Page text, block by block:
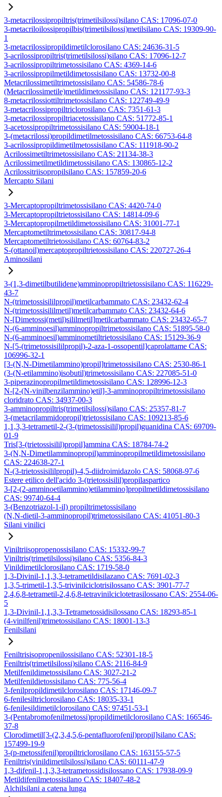
3-metacrilossipropiltris(trimetilsilossi)silano CAS: 17096-07-0
3-metacriloilossipropilbis(trimetilsilossi)metilsilano CAS: 19309-90-
1
3-metacrilossipropildimetilclorosilano CAS: 24636-31-5
3-acrilossipropiltris(trimetilsilossi)silano CAS: 17096-12-7
3-acrilossipropiltrimetossisilano CAS: 4369-14-6
3-acrilossipropilmetildimetossisilano CAS: 13732-00-8
Metacrilossimetiltrimetossisilano CAS: 54586-78-6
(Metacrilossimetile)metildimetossisilano CAS: 121177-93-3
8-metacrilossiottiltrimetossisilano CAS: 122749-49-9
3-metacrilossipropiltriclorosilano CAS: 7351-61-3
3-metacrilossipropiltriacetossisilano CAS: 51772-85-1
3-acetossipropiltrimetossisilano CAS: 59004-18-1
3-(metacrilossi)propildimetilmetossisilano CAS: 66753-64-8
3-acrilossipropildimetilmetossisilano CAS: 111918-90-2
Acrilossimetiltrimetossisilano CAS: 21134-38-3
Acrilossimetilmetildimetossisilano CAS: 130865-12-2
Acrilossitriisopropilsilano CAS: 157859-20-6
Mercapto Silani
3-Mercaptopropiltrimetossisilano CAS: 4420-74-0
3-Mercaptopropiltrietossisilano CAS: 14814-09-6
3-Mercaptopropilmetildimetossisilano CAS: 31001-77-1
Mercaptometiltrimetossisilano CAS: 30817-94-8
Mercaptometiltrietossisilano CAS: 60764-83-2
S-(ottanoil)mercaptopropiltrietossisilano CAS: 220727-26-4
Aminosilani
3-(1,3-dimetilbutilidene)amminopropiltrietossisilano CAS: 116229-
43-7
N-(trimetossisililpropil)metilcarbammato CAS: 23432-62-4
N-(trimetossisililmetil)metilcarbammato CAS: 23432-64-6
N-[Dimetossi(metil)sililmetil]metilcarbammato CAS: 23432-65-7
N-(6-amminoesil)amminopropiltrimetossisilano CAS: 51895-58-0
N-(6-amminoesil)amminometiltrietossisilano CAS: 15129-36-9
N-[5-(trimetossisililpropil)-2-aza-1-ossopentil]caprolattame CAS:
106996-32-1
[3-(N,N-Dimetilammino)propil]trimetossisilano CAS: 2530-86-1
(3-(N-etilammino)isobutil)trimetossisilano CAS: 227085-51-0
3-piperazinopropilmetildimetossisilano CAS: 128996-12-3
N-[2-(N-vinilbenzilammino)etil]-3-amminopropiltrimetossisilano
cloridrato CAS: 34937-00-3
3-amminopropiltris(trimetilsilossi)silano CAS: 25357-81-7
3-(metacrilammidopropil)trietossisilano CAS: 109213-85-6
1,1,3,3-tetrametil-2-(3-(trimetossisilil)propil)guanidina CAS: 69709-
01-9
Tris[3-(trietossisilil)propil]ammina CAS: 18784-74-2
3-(N,N-Dimetilamminopropil)amminopropilmetildimetossisilano
CAS: 224638-27-1
N-(3-trietossisililpropil)-4,5-diidroimidazolo CAS: 58068-97-6
Estere etilico dell'acido 3-(trietossisilil)propilaspartico
3-[2-(2-amminoetilammino)etilammino]propilmetildimetossisilano
CAS: 99740-64-4
3-(Benzotriazol-1-il) propiltrimetossisilano
(N,N-dietil-3-amminopropil)trimetossisilano CAS: 41051-80-3
Silani vinilici
Viniltriisopropenossisilano CAS: 15332-99-7
Viniltris(trimetilsilossi)silano CAS: 5356-84-3
Vinildimetilclorosilano CAS: 1719-58-0
1,3-Divinil-1,1,3,3-tetrametildisilazano CAS: 7691-02-3
1,3,5-trimetil-1,3,5-trivinilciclotrisilossano CAS: 3901-77-7
2,4,6,8-tetrametil-2,4,6,8-tetravinilciclotetrasilossano CAS: 2554-06-
5
1,3-Divinil-1,1,3,3-Tetrametossidisilossano CAS: 18293-85-1
(4-vinilfenil)trimetossisilano CAS: 18001-13-3
Fenilsilani
Feniltrisisopropenilossisilano CAS: 52301-18-5
Feniltris(trimetilsilossi)silano CAS: 2116-84-9
Metilfenildimetossisilano CAS: 3027-21-2
Metilfenildietossisilano CAS: 775-56-4
3-fenilpropildimetilclorosilano CAS: 17146-09-7
6-fenilesiltriclorosilano CAS: 18035-33-1
6-fenilesildimetilclorosilano CAS: 97451-53-1
3-(Pentabromofenilmetossi)propildimetilclorosilano CAS: 166546-
37-8
Clorodimetil[3-(2,3,4,5,6-pentafluorofenil)propil]silano CAS:
157499-19-9
3-(p-metossifenil)propiltriclorosilano CAS: 163155-57-5
Feniltris(vinildimetilsilossi)silano CAS: 60111-47-9
1,3-difenil-1,1,3,3-tetrametossidisilossano CAS: 17938-09-9
Metildifenilmetossisilano CAS: 18407-48-2
Alchilsilani a catena lunga